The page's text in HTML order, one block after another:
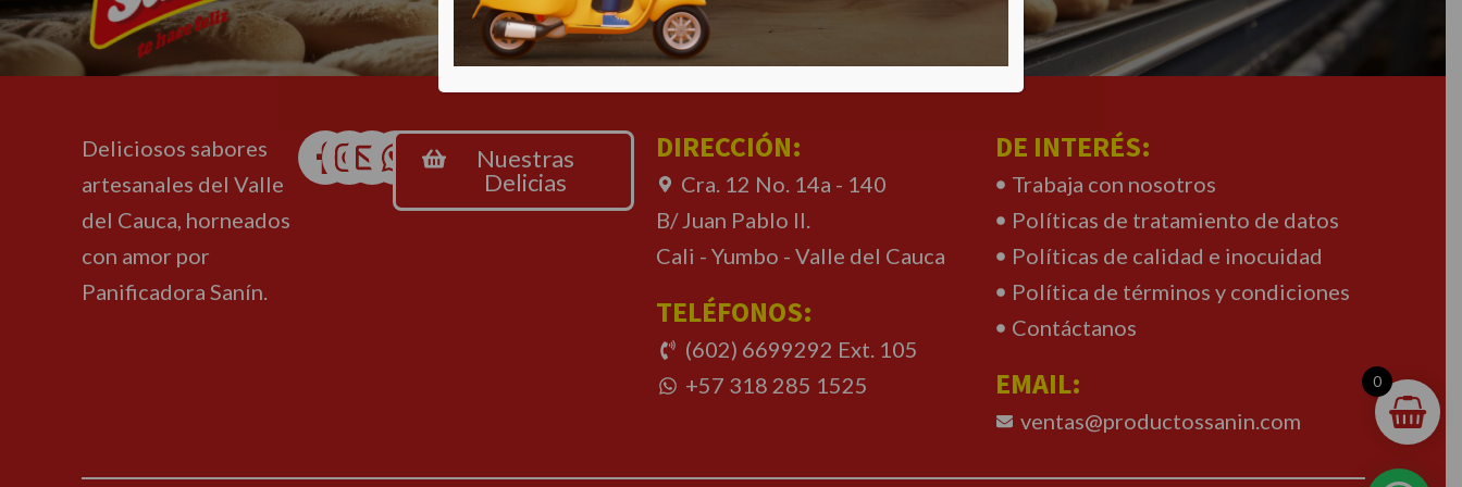
Deliciosos sabores
artesanales del Valle
del Cauca, horneados
con amor por
Panificadora Sanín.
Nuestras
Delicias
DIRECCIÓN:
Cra. 12 No. 14a - 140
B/ Juan Pablo II.
Cali - Yumbo - Valle del Cauca
TELÉFONOS:
(602) 6699292 Ext. 105
+57 318 285 1525
DE INTERÉS:
Trabaja con nosotros
Políticas de tratamiento de datos
Políticas de calidad e inocuidad
Política de términos y condiciones
Contáctanos
EMAIL:
ventas@productossanin.com
0